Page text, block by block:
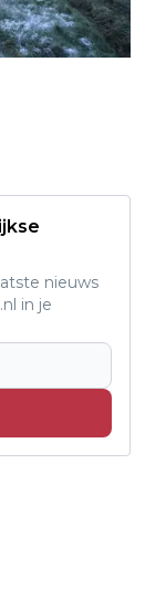
nieuws
in je